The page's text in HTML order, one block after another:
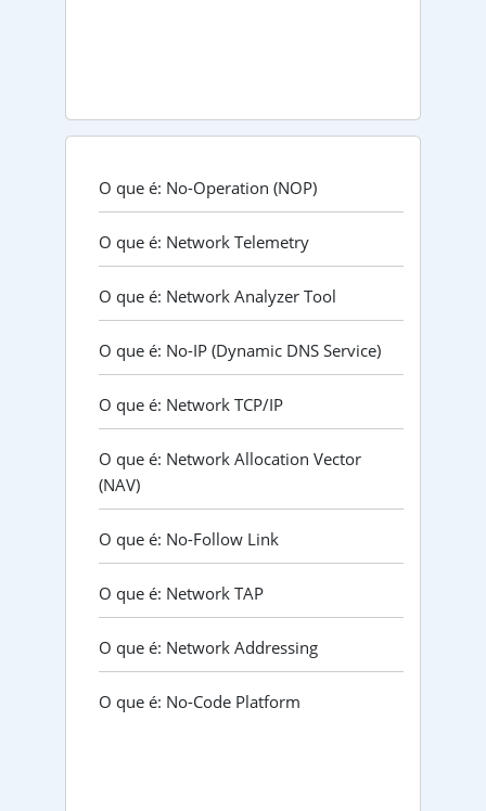
O que é: No-Operation (NOP)
O que é: Network Telemetry
O que é: Network Analyzer Tool
O que é: No-IP (Dynamic DNS Service)
O que é: Network TCP/IP
O que é: Network Allocation Vector
(NAV)
O que é: No-Follow Link
O que é: Network TAP
O que é: Network Addressing
O que é: No-Code Platform